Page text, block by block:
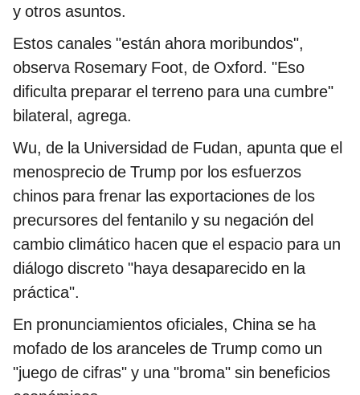
y otros asuntos.
Estos canales "están ahora moribundos",
observa Rosemary Foot, de Oxford. "Eso
dificulta preparar el terreno para una cumbre"
bilateral, agrega.
Wu, de la Universidad de Fudan, apunta que el
menosprecio de Trump por los esfuerzos
chinos para frenar las exportaciones de los
precursores del fentanilo y su negación del
cambio climático hacen que el espacio para un
diálogo discreto "haya desaparecido en la
práctica".
En pronunciamientos oficiales, China se ha
mofado de los aranceles de Trump como un
"juego de cifras" y una "broma" sin beneficios